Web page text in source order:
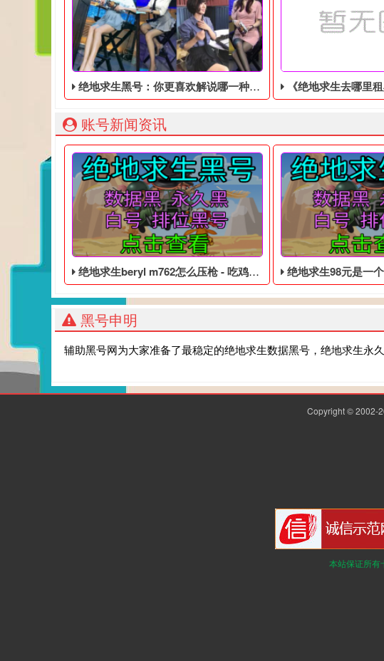
绝地求生黑号：你更喜欢解说哪一种风格呢，JK吗 《绝地求生去哪里租黑号》今日登陆
账号新闻资讯
绝地求生beryl m762怎么压枪 - 吃鸡便宜的数据黑号 绝地求生98元是一个月还是永
黑号申明
辅助黑号网为大家准备了最稳定的绝地求生数据黑号，绝地求生永
Copyright © 2002-
本站保证所有